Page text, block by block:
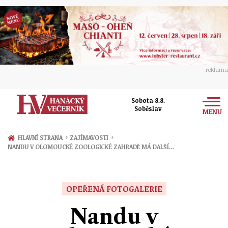
reklama
Sobota 8.8.
Soběslav
MENU
Zprávy
HLAVNÍ STRANA › ZAJÍMAVOSTI ›
NANDU V OLOMOUCKÉ ZOOLOGICKÉ ZAHRADĚ MÁ DALŠÍ…
OPEŘENÁ FOTOGALERIE
Nandu v